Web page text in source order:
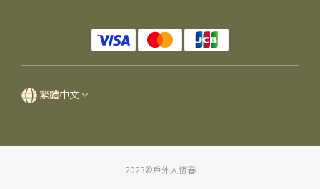
繁體中文
2023©戶外人恆春